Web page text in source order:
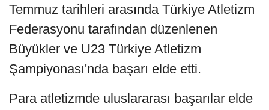
Temmuz tarihleri arasında Türkiye Atletizm
Federasyonu tarafından düzenlenen
Büyükler ve U23 Türkiye Atletizm
Şampiyonası'nda başarı elde etti.
Para atletizmde uluslararası başarılar elde